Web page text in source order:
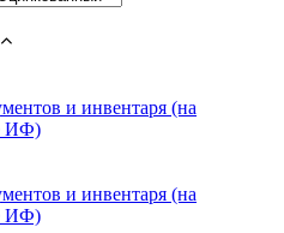
и инвентаря (на
ИФ)
и инвентаря (на
ИФ)